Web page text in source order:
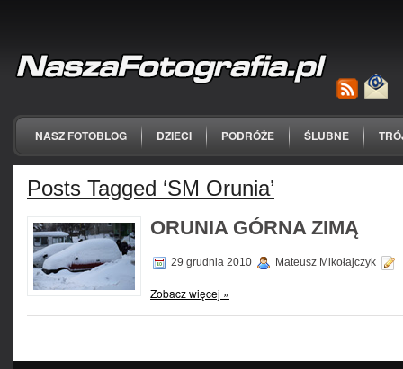
NASZ FOTOBLOG DZIECI PODRÓŻE ŚLUBNE
Posts Tagged ‘SM Orunia’
ORUNIA GÓRNA ZIMĄ
29 grudnia 2010 Mateusz Mikołajczyk
Zobacz więcej »